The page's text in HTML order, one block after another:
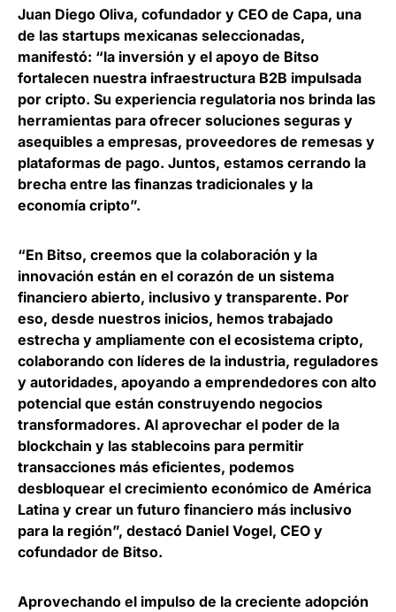
Juan Diego Oliva, cofundador y CEO de Capa, una
de las startups mexicanas seleccionadas,
manifestó: “la inversión y el apoyo de Bitso
fortalecen nuestra infraestructura B2B impulsada
por cripto. Su experiencia regulatoria nos brinda las
herramientas para ofrecer soluciones seguras y
asequibles a empresas, proveedores de remesas y
plataformas de pago. Juntos, estamos cerrando la
brecha entre las finanzas tradicionales y la
economía cripto”.
“En Bitso, creemos que la colaboración y la
innovación están en el corazón de un sistema
financiero abierto, inclusivo y transparente. Por
eso, desde nuestros inicios, hemos trabajado
estrecha y ampliamente con el ecosistema cripto,
colaborando con líderes de la industria, reguladores
y autoridades, apoyando a emprendedores con alto
potencial que están construyendo negocios
transformadores. Al aprovechar el poder de la
blockchain y las stablecoins para permitir
transacciones más eficientes, podemos
desbloquear el crecimiento económico de América
Latina y crear un futuro financiero más inclusivo
para la región”, destacó Daniel Vogel, CEO y
cofundador de Bitso.
Aprovechando el impulso de la creciente adopción